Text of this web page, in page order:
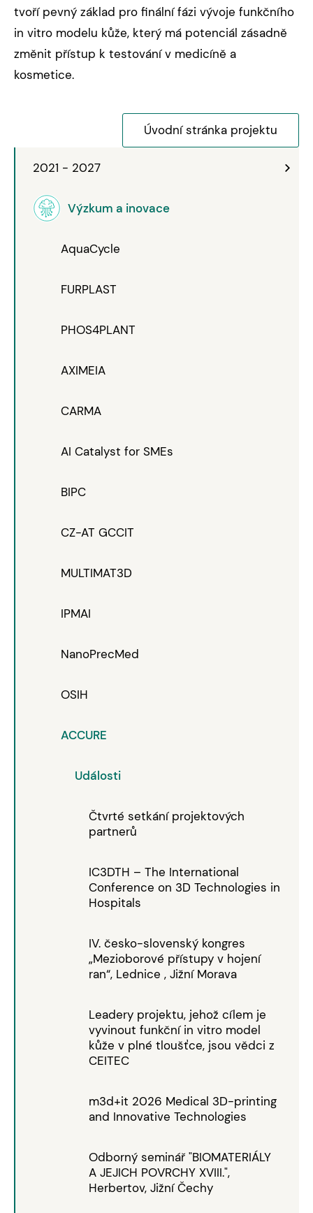
2021 - 2027
Výzkum a inovace
AquaCycle
FURPLAST
PHOS4PLANT
AXIMEIA
CARMA
AI Catalyst for SMEs
BIPC
CZ-AT GCCIT
MULTIMAT3D
IPMAI
NanoPrecMed
OSIH
ACCURE
Události
Čtvrté setkání projektových
partnerů
IC3DTH – The International
Conference on 3D Technologies in
Hospitals
IV. česko-slovenský kongres
„Mezioborové přístupy v hojení
ran“, Lednice , Jižní Morava
Leadery projektu, jehož cílem je
vyvinout funkční in vitro model
kůže v plné tloušťce, jsou vědci z
CEITEC
m3d+it 2026 Medical 3D-printing
and Innovative Technologies
Odborný seminář "BIOMATERIÁLY
A JEJICH POVRCHY XVIII.",
Herbertov, Jižní Čechy
tvoří pevný základ pro finální fázi vývoje funkčního
in vitro modelu kůže, který má potenciál zásadně
změnit přístup k testování v medicíně a
kosmetice.
Úvodní stránka projektu